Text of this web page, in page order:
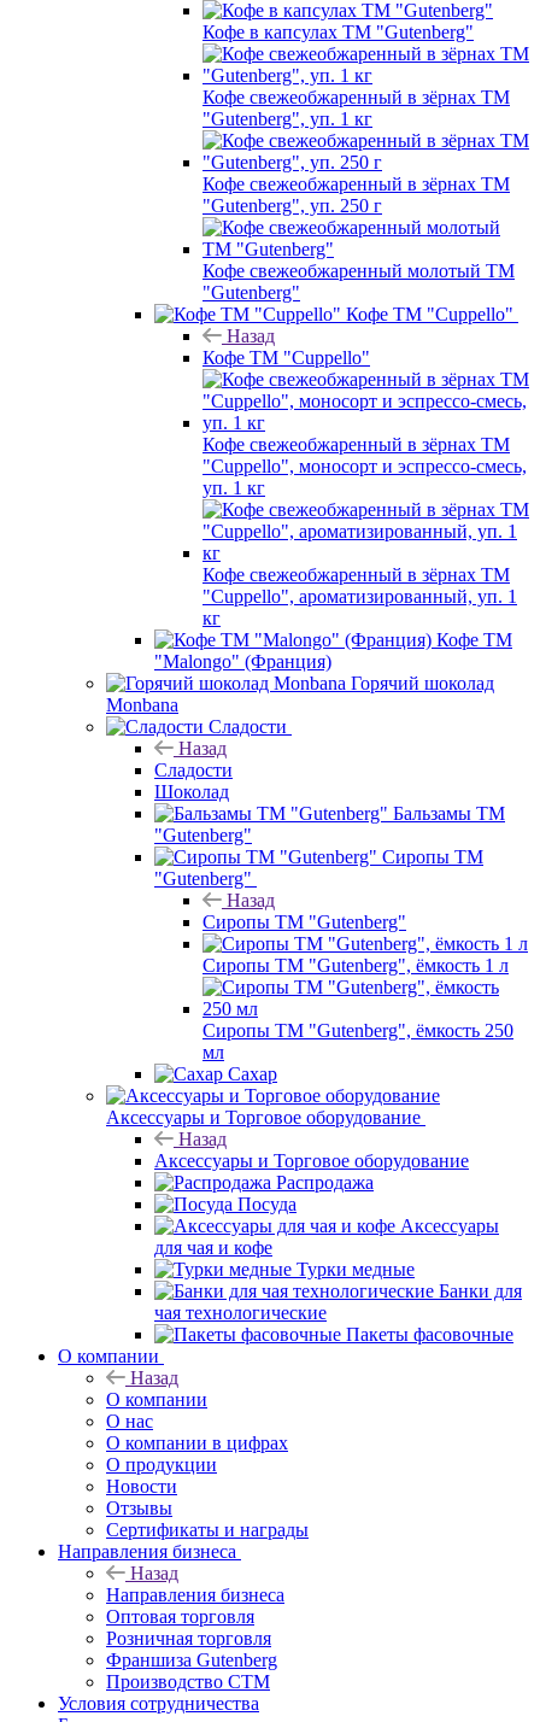
Кофе в капсулах ТМ "Gutenberg"
Кофе свежеобжаренный в зёрнах ТМ
"Gutenberg", уп. 1 кг
Кофе свежеобжаренный в зёрнах ТМ
"Gutenberg", уп. 250 г
Кофе свежеобжаренный молотый ТМ
"Gutenberg"
Кофе ТМ "Cuppello"
Назад
Кофе ТМ "Cuppello"
Кофе свежеобжаренный в зёрнах ТМ
"Cuppello", моносорт и эспрессо-смесь,
уп. 1 кг
Кофе свежеобжаренный в зёрнах ТМ
"Cuppello", ароматизированный, уп. 1
кг
Кофе ТМ
"Malongo" (Франция)
Горячий шоколад
Monbana
Сладости
Назад
Сладости
Шоколад
Бальзамы ТМ
"Gutenberg"
Сиропы ТМ
"Gutenberg"
Назад
Сиропы ТМ "Gutenberg"
Сиропы ТМ "Gutenberg", ёмкость 1 л
Сиропы ТМ "Gutenberg", ёмкость 250
мл
Сахар
Аксессуары и Торговое оборудование
Назад
Аксессуары и Торговое оборудование
Распродажа
Посуда
Аксессуары
для чая и кофе
Турки медные
Банки для
чая технологические
Пакеты фасовочные
О компании
Назад
О компании
О нас
О компании в цифрах
О продукции
Новости
Отзывы
Сертификаты и награды
Направления бизнеса
Назад
Направления бизнеса
Оптовая торговля
Розничная торговля
Франшиза Gutenberg
Производство СТМ
Условия сотрудничества